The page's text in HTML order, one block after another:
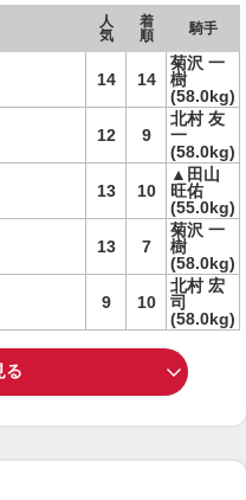
人
気
着
順
騎手
14 14
菊沢 一
樹
(58.0kg)
12 9
北村 友
一
(58.0kg)
13 10
▲田山
旺佑
(55.0kg)
13 7
菊沢 一
樹
(58.0kg)
9 10
北村 宏
司
(58.0kg)
る